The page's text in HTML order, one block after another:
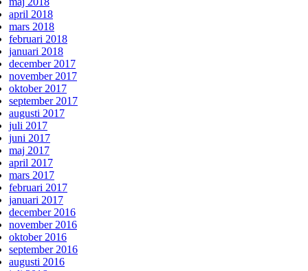
april 2018
mars 2018
februari 2018
januari 2018
december 2017
november 2017
oktober 2017
september 2017
augusti 2017
juli 2017
juni 2017
maj 2017
april 2017
mars 2017
februari 2017
januari 2017
december 2016
november 2016
oktober 2016
september 2016
augusti 2016